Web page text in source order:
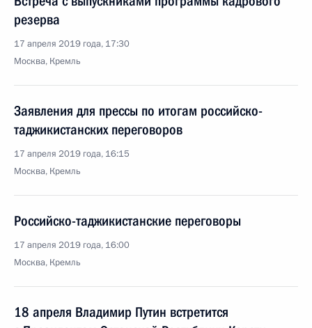
резерва
17 апреля 2019 года, 17:30
Москва, Кремль
Заявления для прессы по итогам российско-
таджикистанских переговоров
17 апреля 2019 года, 16:15
Москва, Кремль
Российско-таджикистанские переговоры
17 апреля 2019 года, 16:00
Москва, Кремль
18 апреля Владимир Путин встретится